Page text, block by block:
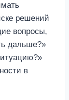
решений
вопросы,
дальше?»
в